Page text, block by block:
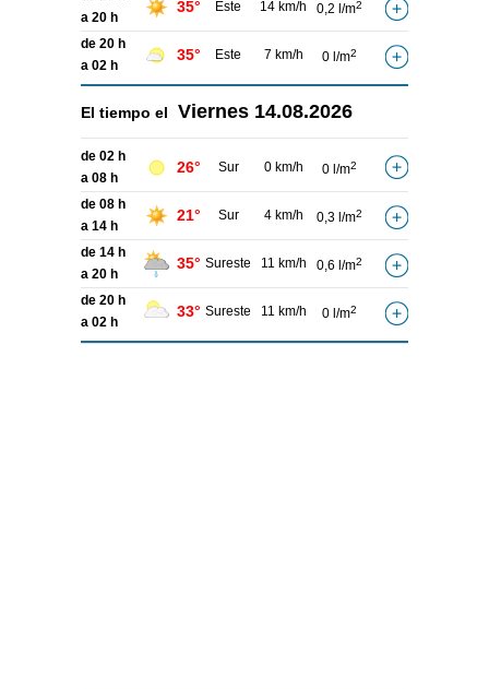
a 20 h
35° Este 14 km/h 0,2 l/m2
de 20 h
a 02 h
35° Este 7 km/h 0 l/m2
El tiempo el Viernes 14.08.2026
de 02 h
a 08 h
26° Sur 0 km/h 0 l/m2
de 08 h
a 14 h
21° Sur 4 km/h 0,3 l/m2
de 14 h
a 20 h
35° Sureste 11 km/h 0,6 l/m2
de 20 h
a 02 h
33° Sureste 11 km/h 0 l/m2